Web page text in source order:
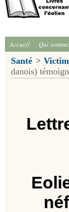
Accueil Qui
Santé >
danois)